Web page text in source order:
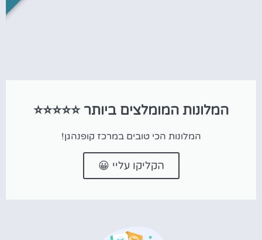
המלונות המומלצים ביותר ⭐⭐⭐⭐⭐
המלונות הכי טובים במרכז קופנהגן!
הקליקו עליי 😀